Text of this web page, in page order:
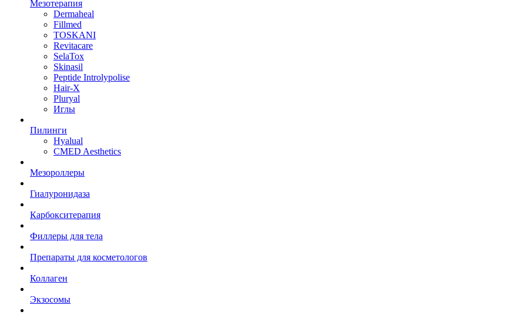
Мезотерапия
Dermaheal
Fillmed
TOSKANI
Revitacare
SelaTox
Skinasil
Peptide Introlypolise
Hair-X
Pluryal
Иглы
Пилинги
Hyalual
CMED Aesthetics
Мезороллеры
Гиалуронидаза
Карбокситерапия
Филлеры для тела
Препараты для косметологов
Коллаген
Экзосомы